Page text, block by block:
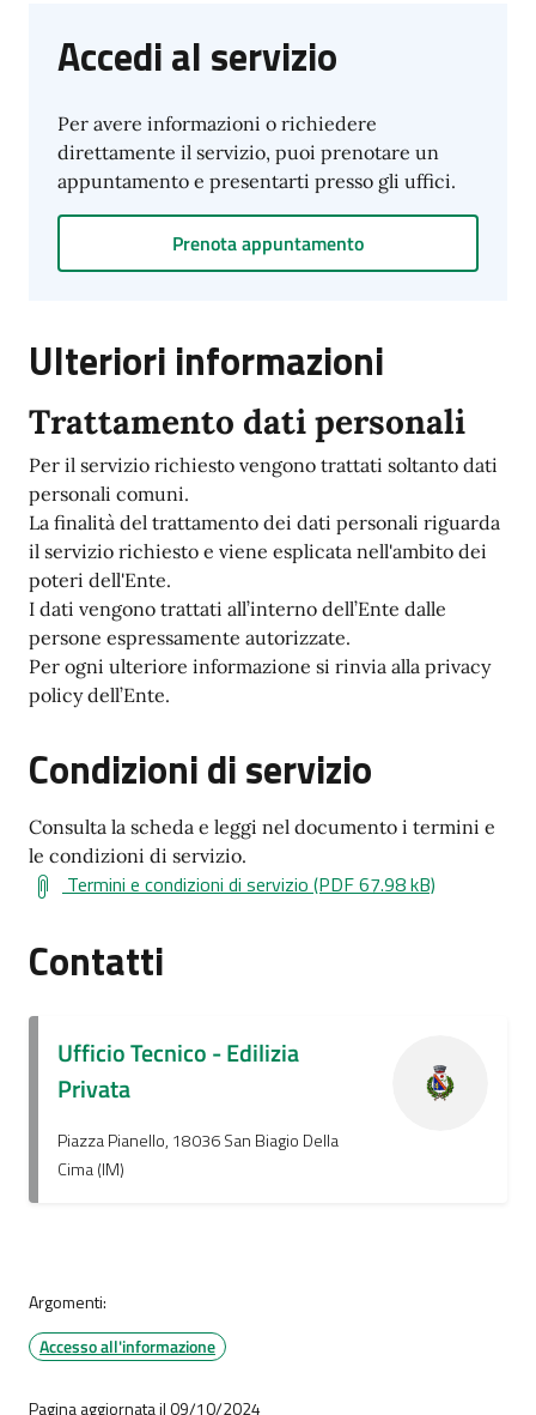
Accedi al servizio
Per avere informazioni o richiedere
direttamente il servizio, puoi prenotare un
appuntamento e presentarti presso gli uffici.
Prenota appuntamento
Ulteriori informazioni
Trattamento dati personali
Per il servizio richiesto vengono trattati soltanto dati
personali comuni.
La finalità del trattamento dei dati personali riguarda
il servizio richiesto e viene esplicata nell'ambito dei
poteri dell'Ente.
I dati vengono trattati all’interno dell’Ente dalle
persone espressamente autorizzate.
Per ogni ulteriore informazione si rinvia alla privacy
policy dell’Ente.
Condizioni di servizio
Consulta la scheda e leggi nel documento i termini e
le condizioni di servizio.
Termini e condizioni di servizio (PDF 67.98 kB)
Contatti
Ufficio Tecnico - Edilizia
Privata
Piazza Pianello, 18036 San Biagio Della
Cima (IM)
Argomenti:
Accesso all'informazione
Pagina aggiornata il 09/10/2024